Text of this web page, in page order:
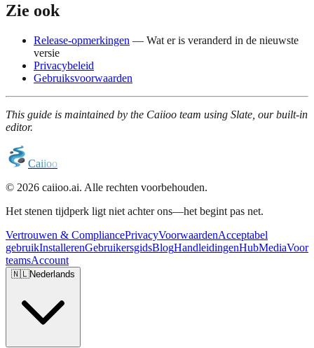
Zie ook
Release-opmerkingen — Wat er is veranderd in de nieuwste
versie
Privacybeleid
Gebruiksvoorwaarden
This guide is maintained by the Caiioo team using Slate, our built-in
editor.
Caiioo
© 2026 caiioo.ai. Alle rechten voorbehouden.
Het stenen tijdperk ligt niet achter ons—het begint pas net.
Vertrouwen & CompliancePrivacyVoorwaardenAcceptabel
gebruikInstallerenGebruikersgidsBlogHandleidingenHubMediaVoor
teamsAccount
🇳🇱Nederlands